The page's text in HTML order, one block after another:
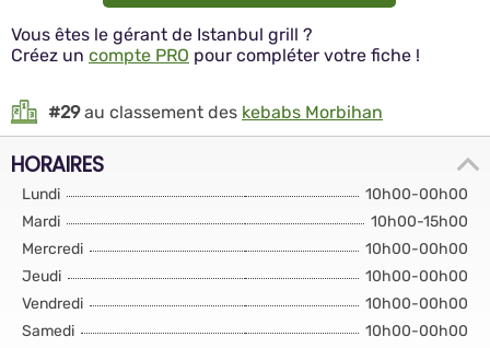
Vous êtes le gérant de Istanbul grill ?
Créez un compte PRO pour compléter votre fiche !
#29au classement des kebabs Morbihan
HORAIRES
Lundi
10h00-00h00
Mardi
10h00-15h00
Mercredi
10h00-00h00
Jeudi
10h00-00h00
Vendredi
10h00-00h00
Samedi
10h00-00h00